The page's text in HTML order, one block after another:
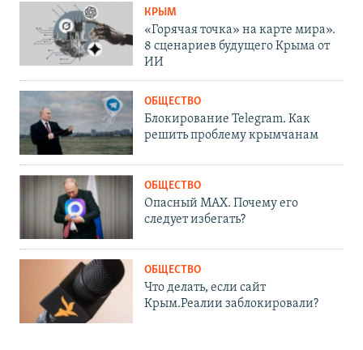
КРЫМ
«Горячая точка» на карте мира».
8 сценариев будущего Крыма от
ИИ
ОБЩЕСТВО
Блокирование Telegram. Как
решить проблему крымчанам
ОБЩЕСТВО
Опасный MAX. Почему его
следует избегать?
ОБЩЕСТВО
Что делать, если сайт
Крым.Реалии заблокировали?